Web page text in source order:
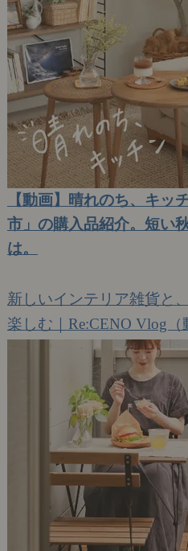
【動画】晴れのち、キ
市」の購入品紹介。短い
は。
新しいインテリア雑貨と
楽しむ｜Re:CENO Vlog（